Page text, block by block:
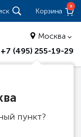
Корзина
0
+7 (495) 255-19-29
Москва
пункт?